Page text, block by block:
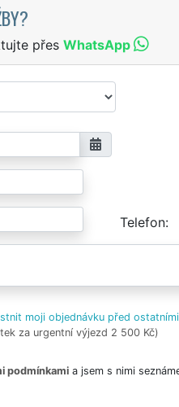
přes WhatsApp
Telefon
moji objednávku před ostatními
za urgentní výjezd 2 500 Kč)
podmínkamia jsem s nimi